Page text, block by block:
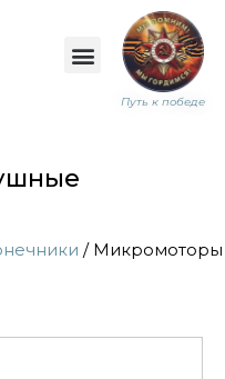
Путь к победе
/ Микромоторы